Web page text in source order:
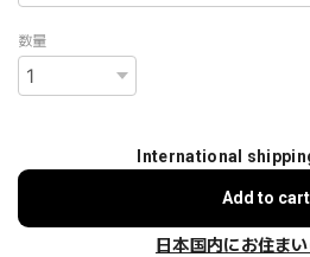
数量
International
Add to cart
日本国内にお住ま